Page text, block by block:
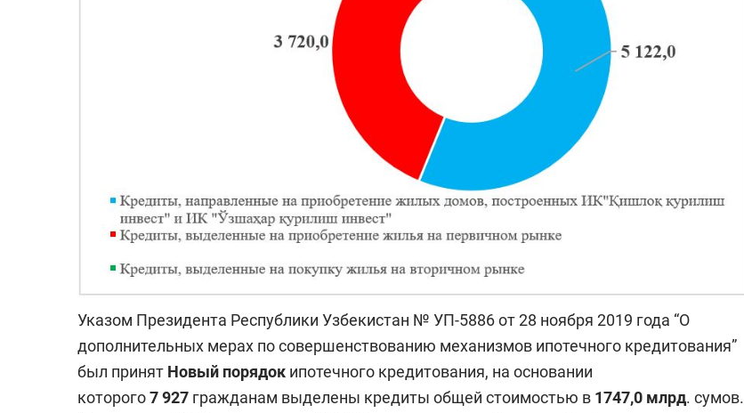
Указом Президента Республики Узбекистан № УП-5886 от 28 ноября 2019 года “О
дополнительных мерах по совершенствованию механизмов ипотечного кредитования”
был принят Новый порядок ипотечного кредитования, на основании
которого7 927 гражданам выделены кредиты общей стоимостью в 1747,0 млрд. сумов.